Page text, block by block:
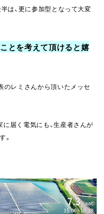
は、更に参加型となって大変
とを考えて頂けると嬉
のレミさんから頂いたメッセ
届く電気にも、生産者さんが
。